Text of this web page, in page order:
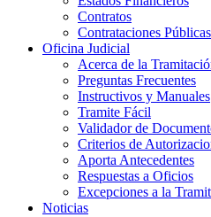
Contratos
Contrataciones Públicas
Oficina Judicial
Acerca de la
Preguntas Frecuentes
Instructivos y Manuales
Tramite Fácil
Validador de
Criterios de
Aporta Antecedentes
Respuestas a Oficios
Excepciones a la
Noticias